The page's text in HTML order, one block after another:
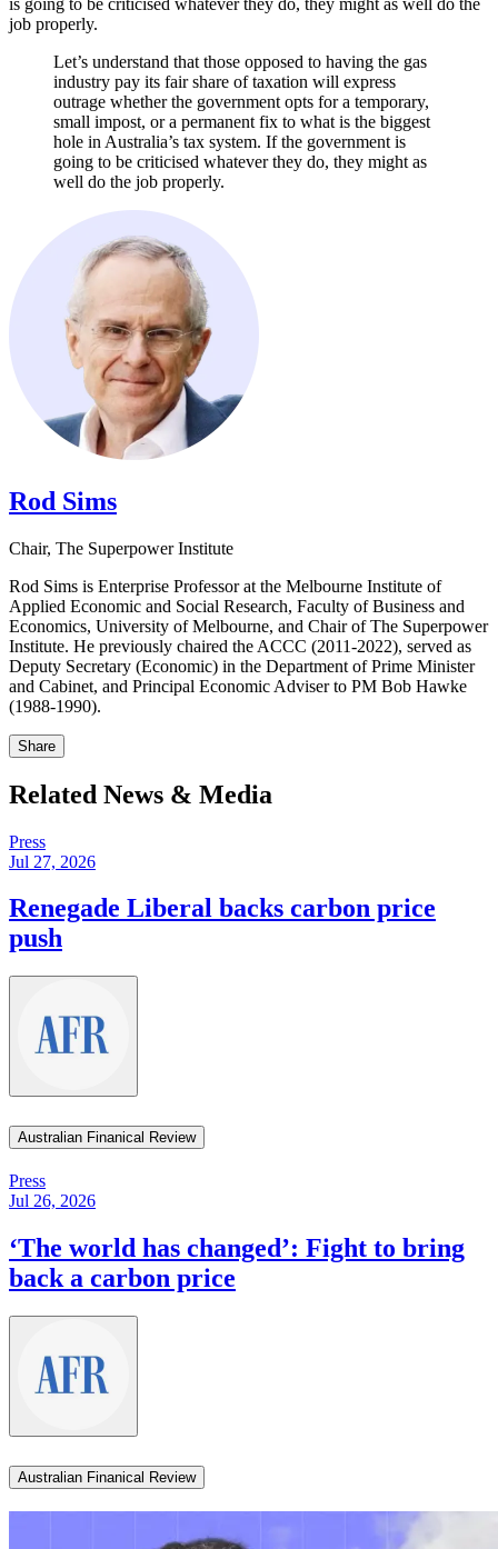
is going to be criticised whatever they do, they might as well do the
job properly.​​​​‌ ‍ ​‍​‍‌‍ ‌ ​‍‌‍‍‌‌‍‌ ‌‍‍‌‌‍ ‍​‍​‍​ ‍‍​‍​‍‌ ​ ‌‍​‌‌‍ ‍‌‍‍‌‌ ‌​‌ ‍‌​‍ ‍‌‍‍‌‌‍ ​‍​‍​‍ ​​‍​‍‌‍‍​‌ ​‍‌‍‌‌‌‍‌‍​‍​‍​ ‍‍​‍​‍‌‍‍​‌ ‌​‌ ‌​‌ ​​​ ‍‍​‍ ​‍ ‌‍ ​‌‍ ‌‍​ ‌‍​‌‌‍ ​‌‍‍​‌‍ ‌ ​ ‌ ‌​​ ‍‍​ ​ ​ ​ ​ ​ ​ ​ ​‍ ‌‍‍‌‌‍ ‍‌ ‌​‌‍‌‌‌‍ ‍‌ ‌​​‍ ‌‍‌‌‌‍‌​‌‍‍‌‌ ‌​​‍ ‌‍ ‌‌‍ ‌‍‌​‌‍‌‌​ ‌‌ ​​‌ ​‍‌‍‌‌‌ ​ ‌‍‌‌‌‍ ‍‌ ‌​‌‍​‌‌ ‌​‌‍‍‌‌‍ ‌‍ ‍​ ‍ ‌‍‍‌‌‍‌​​ ‌​ ​​​ ​‍‌‍​ ​ ‌ ‌‍‌​​ ‌‍‌‍​ ​ ‍‌​‍ ‌​ ‌​‌‍‌‍​ ​​​ ‌‌​‍ ‌​ ‌​​ ​‌​ ‌‍​ ‌ ​‍ ‌‌‍​‍‌‍​‍​ ‌‌​ ‌‍​‍ ‌‌‍​‍​ ​‍​ ​‌‌‍‌‍‌‍​‌‌‍​ ​ ‌‍‌‍‌‍‌‍​‍​ ​‍​ ‌‍​ ​​​ ‍ ‌ ‌​‌ ‍‌‌ ​​‌‍‌‌​ ‌‌‍ ‍‌‍‌‌‌ ‌ ‌ ​ ​ ‍ ‌ ​​‌‍​‌‌ ‌​‌‍‍​​ ‌‌‍​ ‌‍ ‌‍ ‍‌ ‌​‌‍‌‌‌‍ ‍‌ ‌​​‍‌‌​ ‌‌‌​​‍‌‌ ‌‍‍ ‌‍‌‌‌ ‍‌​‍‌‌​ ​ ‌​‌​​‍‌‌​ ​ ‌​‌​​‍‌‌​ ​‍​ ​‍​ ​​​ ​‌​ ​‌‌‍‌​‌‍‌‌‌‍‌‌‌‍​ ​ ‍​‌‍‌​​ ‍​​ ‌‌​ ‌ ​‍‌‌​ ​‍​ ​‍​‍‌‌​ ‌‌‌​‌​​‍ ‍‌‍​ ‌‍‍​‌‍‍‌‌‍ ​‌‍‌​‌ ​‍‌‍‌‌‌‍ ‍​‍‌‌​ ‌‌‌​​‍‌‌ ‌‍‍ ‌‍‌‌‌ ‍‌​‍‌‌​ ​ ‌​‌​​‍‌‌​ ​ ‌​‌​​‍‌‌​ ​‍​ ​‍‌‍​‌​ ‌​​ ​‌​ ​‍‌‍​‍​ ‌ ​ ‌‌‌‍‌‌‌‍‌​‌‍‌‌​ ‌​‌‍‌‍​‍‌‌​ ​‍​ ​‍​‍‌‌​ ‌‌‌​‌​​‍ ‍‌ ‌​‌‍‌‌‌ ‍​‌ ‌​​ ‌‍​‍‌‍​‌‌ ​ ‌‍‌‌‌‌‌‌‌ ​‍‌‍ ​​ ‌‌‍‍​‌ ‌​‌ ‌​‌ ​​​‍‌‌​ ​ ‌​​‌​‍‌‌​ ​‍‌​‌‍​‍‌‌​ ​‍‌​‌‍‌‍ ​‌‍ ‌‍​ ‌‍​‌‌‍ ​‌‍‍​‌‍ ‌ ​ ‌ ‌​​‍‌‌​ ​ ‌​​‌​ ​ ​ ​ ​ ​ ​ ​ ​‍‌‍‌‍‍‌‌‍‌​​ ‌​ ​​​ ​‍‌‍​ ​ ‌ ‌‍‌​​ ‌‍‌‍​ ​ ‍‌​‍ ‌​ ‌​‌‍‌‍​ ​​​ ‌‌​‍ ‌​ ‌​​ ​‌​ ‌‍​ ‌ ​‍ ‌‌‍​‍‌‍​‍​ ‌‌​ ‌‍​‍ ‌‌‍​‍​ ​‍​ ​‌‌‍‌‍‌‍​‌‌‍​ ​ ‌‍‌‍‌‍‌‍​‍​ ​‍​ ‌‍​ ​​​‍‌‍‌ ‌​‌ ‍‌‌ ​​‌‍‌‌​ ‌‌‍ ‍‌‍‌‌‌ ‌ ‌ ​ ​‍‌‍‌ ​​‌‍​‌‌ ‌​‌‍‍​​ ‌‌‍​ ‌‍ ‌‍ ‍‌ ‌​‌‍‌‌‌‍ ‍‌ ‌​​‍‌‌​ ‌‌‌​​‍‌‌ ‌‍‍ ‌‍‌‌‌ ‍‌​‍‌‌​ ​ ‌​‌​​‍‌‌​ ​ ‌​‌​​‍‌‌​ ​‍​ ​‍​ ​​​ ​‌​ ​‌‌‍‌​‌‍‌‌‌‍‌‌‌‍​ ​ ‍​‌‍‌​​ ‍​​ ‌‌​ ‌ ​‍‌‌​ ​‍​ ​‍​‍‌‌​ ‌‌‌​‌​​‍ ‍‌‍​ ‌‍‍​‌‍‍‌‌‍ ​‌‍‌​‌ ​‍‌‍‌‌‌‍ ‍​‍‌‌​ ‌‌‌​​‍‌‌ ‌‍‍ ‌‍‌‌‌ ‍‌​‍‌‌​ ​ ‌​‌​​‍‌‌​ ​ ‌​‌​​‍‌‌​ ​‍​ ​‍‌‍​‌​ ‌​​ ​‌​ ​‍‌‍​‍​ ‌ ​ ‌‌‌‍‌‌‌‍‌​‌‍‌‌​ ‌​‌‍‌‍​‍‌‌​ ​‍​ ​‍​‍‌‌​ ‌‌‌​‌​​‍ ‍‌ ‌​‌‍‌‌‌ ‍​‌ ‌​​‍‌‍‌ ​​‌‍‌‌‌ ​‍‌ ​ ‌ ​​‌‍‌‌‌‍​ ‌ ‌​‌‍‍‌‌ ‌‍‌‍‌‌​ ‌‌ ​​‌ ‌‌‌‍​‍‌‍ ​‌‍‍‌‌ ​ ‌‍‍​‌‍‌‌‌‍‌​​‍​‍‌ ‌
Let’s understand that those opposed to having the gas
industry pay its fair share of taxation will express
outrage whether the government opts for a temporary,
small impost, or a permanent fix to what is the biggest
hole in Australia’s tax system. If the government is
going to be criticised whatever they do, they might as
well do the job properly.​​​​‌ ‍ ​‍​‍‌‍ ‌ ​‍‌‍‍‌‌‍‌ ‌‍‍‌‌‍ ‍​‍​‍​ ‍‍​‍​‍‌ ​ ‌‍​‌‌‍ ‍‌‍‍‌‌ ‌​‌ ‍‌​‍ ‍‌‍‍‌‌‍ ​‍​‍​‍ ​​‍​‍‌‍‍​‌ ​‍‌‍‌‌‌‍‌‍​‍​‍​ ‍‍​‍​‍‌‍‍​‌ ‌​‌ ‌​‌ ​​​ ‍‍​‍ ​‍ ‌‍ ​‌‍ ‌‍​ ‌‍​‌‌‍ ​‌‍‍​‌‍ ‌ ​ ‌ ‌​​ ‍‍​ ​ ​ ​ ​ ​ ​ ​ ​‍ ‌‍‍‌‌‍ ‍‌ ‌​‌‍‌‌‌‍ ‍‌ ‌​​‍ ‌‍‌‌‌‍‌​‌‍‍‌‌ ‌​​‍ ‌‍ ‌‌‍ ‌‍‌​‌‍‌‌​ ‌‌ ​​‌ ​‍‌‍‌‌‌ ​ ‌‍‌‌‌‍ ‍‌ ‌​‌‍​‌‌ ‌​‌‍‍‌‌‍ ‌‍ ‍​ ‍ ‌‍‍‌‌‍‌​​ ‌​ ​​​ ​‍‌‍​ ​ ‌ ‌‍‌​​ ‌‍‌‍​ ​ ‍‌​‍ ‌​ ‌​‌‍‌‍​ ​​​ ‌‌​‍ ‌​ ‌​​ ​‌​ ‌‍​ ‌ ​‍ ‌‌‍​‍‌‍​‍​ ‌‌​ ‌‍​‍ ‌‌‍​‍​ ​‍​ ​‌‌‍‌‍‌‍​‌‌‍​ ​ ‌‍‌‍‌‍‌‍​‍​ ​‍​ ‌‍​ ​​​ ‍ ‌ ‌​‌ ‍‌‌ ​​‌‍‌‌​ ‌‌‍ ‍‌‍‌‌‌ ‌ ‌ ​ ​ ‍ ‌ ​​‌‍​‌‌ ‌​‌‍‍​​ ‌‌‍​ ‌‍ ‌‍ ‍‌ ‌​‌‍‌‌‌‍ ‍‌ ‌​​‍‌‌​ ‌‌‌​​‍‌‌ ‌‍‍ ‌‍‌‌‌ ‍‌​‍‌‌​ ​ ‌​‌​​‍‌‌​ ​ ‌​‌​​‍‌‌​ ​‍​ ​‍‌‍​ ‌‍‌‌​ ‌​​ ‍‌​ ‌ ‌‍‌‌​ ‍‌‌‍‌‌‌‍‌‍​ ​‍​ ‌ ​ ​‌​‍‌‌​ ​‍​ ​‍​‍‌‌​ ‌‌‌​‌​​‍ ‍‌ ​‌‌ ‌‌‌‍ ‌ ‌​‌‍‌‌​‍‌‌​ ‌‌‌​​‍‌‌ ‌‍‍ ‌‍‌‌‌ ‍‌​‍‌‌​ ​ ‌​‌​​‍‌‌​ ​ ‌​‌​​‍‌‌​ ​‍​ ​‍​ ​​​ ​‌​ ​‌‌‍‌​‌‍‌‌‌‍‌‌‌‍​ ​ ‍​‌‍‌​​ ‍​​ ‌‌​ ‌ ​‍‌‌​ ​‍​ ​‍​‍‌‌​ ‌‌‌​‌​​‍ ‍‌‍​ ‌‍‍​‌‍‍‌‌‍ ​‌‍‌​‌ ​‍‌‍‌‌‌‍ ‍​‍‌‌​ ‌‌‌​​‍‌‌ ‌‍‍ ‌‍‌‌‌ ‍‌​‍‌‌​ ​ ‌​‌​​‍‌‌​ ​ ‌​‌​​‍‌‌​ ​‍​ ​‍‌‍​‌​ ‌​​ ​‌​ ​‍‌‍​‍​ ‌ ​ ‌‌‌‍‌‌‌‍‌​‌‍‌‌​ ‌​‌‍‌‍​‍‌‌​ ​‍​ ​‍​‍‌‌​ ‌‌‌​‌​​‍ ‍‌ ‌​‌‍‌‌‌ ‍​‌ ‌​​ ‌‍​‍‌‍​‌‌ ​ ‌‍‌‌‌‌‌‌‌ ​‍‌‍ ​​ ‌‌‍‍​‌ ‌​‌ ‌​‌ ​​​‍‌‌​ ​ ‌​​‌​‍‌‌​ ​‍‌​‌‍​‍‌‌​ ​‍‌​‌‍‌‍ ​‌‍ ‌‍​ ‌‍​‌‌‍ ​‌‍‍​‌‍ ‌ ​ ‌ ‌​​‍‌‌​ ​ ‌​​‌​ ​ ​ ​ ​ ​ ​ ​ ​‍‌‍‌‍‍‌‌‍‌​​ ‌​ ​​​ ​‍‌‍​ ​ ‌ ‌‍‌​​ ‌‍‌‍​ ​ ‍‌​‍ ‌​ ‌​‌‍‌‍​ ​​​ ‌‌​‍ ‌​ ‌​​ ​‌​ ‌‍​ ‌ ​‍ ‌‌‍​‍‌‍​‍​ ‌‌​ ‌‍​‍ ‌‌‍​‍​ ​‍​ ​‌‌‍‌‍‌‍​‌‌‍​ ​ ‌‍‌‍‌‍‌‍​‍​ ​‍​ ‌‍​ ​​​‍‌‍‌ ‌​‌ ‍‌‌ ​​‌‍‌‌​ ‌‌‍ ‍‌‍‌‌‌ ‌ ‌ ​ ​‍‌‍‌ ​​‌‍​‌‌ ‌​‌‍‍​​ ‌‌‍​ ‌‍ ‌‍ ‍‌ ‌​‌‍‌‌‌‍ ‍‌ ‌​​‍‌‌​ ‌‌‌​​‍‌‌ ‌‍‍ ‌‍‌‌‌ ‍‌​‍‌‌​ ​ ‌​‌​​‍‌‌​ ​ ‌​‌​​‍‌‌​ ​‍​ ​‍‌‍​ ‌‍‌‌​ ‌​​ ‍‌​ ‌ ‌‍‌‌​ ‍‌‌‍‌‌‌‍‌‍​ ​‍​ ‌ ​ ​‌​‍‌‌​ ​‍​ ​‍​‍‌‌​ ‌‌‌​‌​​‍ ‍‌ ​‌‌ ‌‌‌‍ ‌ ‌​‌‍‌‌​‍‌‌​ ‌‌‌​​‍‌‌ ‌‍‍ ‌‍‌‌‌ ‍‌​‍‌‌​ ​ ‌​‌​​‍‌‌​ ​ ‌​‌​​‍‌‌​ ​‍​ ​‍​ ​​​ ​‌​ ​‌‌‍‌​‌‍‌‌‌‍‌‌‌‍​ ​ ‍​‌‍‌​​ ‍​​ ‌‌​ ‌ ​‍‌‌​ ​‍​ ​‍​‍‌‌​ ‌‌‌​‌​​‍ ‍‌‍​ ‌‍‍​‌‍‍‌‌‍ ​‌‍‌​‌ ​‍‌‍‌‌‌‍ ‍​‍‌‌​ ‌‌‌​​‍‌‌ ‌‍‍ ‌‍‌‌‌ ‍‌​‍‌‌​ ​ ‌​‌​​‍‌‌​ ​ ‌​‌​​‍‌‌​ ​‍​ ​‍‌‍​‌​ ‌​​ ​‌​ ​‍‌‍​‍​ ‌ ​ ‌‌‌‍‌‌‌‍‌​‌‍‌‌​ ‌​‌‍‌‍​‍‌‌​ ​‍​ ​‍​‍‌‌​ ‌‌‌​‌​​‍ ‍‌ ‌​‌‍‌‌‌ ‍​‌ ‌​​‍‌‍‌ ​​‌‍‌‌‌ ​‍‌ ​ ‌ ​​‌‍‌‌‌‍​ ‌ ‌​‌‍‍‌‌ ‌‍‌‍‌‌​ ‌‌ ​​‌ ‌‌‌‍​‍‌‍ ​‌‍‍‌‌ ​ ‌‍‍​‌‍‌‌‌‍‌​​‍​‍‌ ‌
Rod Sims​​​​‌ ‍ ​‍​‍‌‍ ‌ ​‍‌‍‍‌‌‍‌ ‌‍‍‌‌‍ ‍​‍​‍​ ‍‍​‍​‍‌ ​ ‌‍​‌‌‍ ‍‌‍‍‌‌ ‌​‌ ‍‌​‍ ‍‌‍‍‌‌‍ ​‍​‍​‍ ​​‍​‍‌‍‍​‌ ​‍‌‍‌‌‌‍‌‍​‍​‍​ ‍‍​‍​‍‌‍‍​‌ ‌​‌ ‌​‌ ​​​ ‍‍​‍ ​‍ ‌‍ ​‌‍ ‌‍​ ‌‍​‌‌‍ ​‌‍‍​‌‍ ‌ ​ ‌ ‌​​ ‍‍​ ​ ​ ​ ​ ​ ​ ​ ​‍ ‌‍‍‌‌‍ ‍‌ ‌​‌‍‌‌‌‍ ‍‌ ‌​​‍ ‌‍‌‌‌‍‌​‌‍‍‌‌ ‌​​‍ ‌‍ ‌‌‍ ‌‍‌​‌‍‌‌​ ‌‌ ​​‌ ​‍‌‍‌‌‌ ​ ‌‍‌‌‌‍ ‍‌ ‌​‌‍​‌‌ ‌​‌‍‍‌‌‍ ‌‍ ‍​ ‍ ‌‍‍‌‌‍‌​​ ‌​ ‌‌​ ‍​​ ‌‌​ ​‍‌‍‌​​ ‍‌​ ‌‍​ ‍​​‍ ‌​ ‍​​ ‍‌‌‍​‍​ ‌ ​‍ ‌​ ‌​​ ‍​​ ‌​‌‍‌‍​‍ ‌‌‍​‍​ ​‍​ ‍​​ ‌‍​‍ ‌​ ‍‌​ ‌‌​ ​‌‌‍​ ‌‍​‌​ ​ ​ ‍​​ ​‍‌‍​ ​ ​‌​ ‌​​ ‍‌​ ‍ ‌ ‌​‌ ‍‌‌ ​​‌‍‌‌​ ‌‌‍​‌‌ ‌‌‌ ‌​‌‍‍​‌‍ ‌ ​‍​ ‍ ‌ ​​‌‍​‌‌ ‌​‌‍‍​​ ‌‌‍ ‍‌‍​‌‌‍ ‌‌‍‌‌​ ‌‍​‍‌‍​‌‌ ​ ‌‍‌‌‌‌‌‌‌ ​‍‌‍ ​​ ‌‌‍‍​‌ ‌​‌ ‌​‌ ​​​‍‌‌​ ​ ‌​​‌​‍‌‌​ ​‍‌​‌‍​‍‌‌​ ​‍‌​‌‍‌‍ ​‌‍ ‌‍​ ‌‍​‌‌‍ ​‌‍‍​‌‍ ‌ ​ ‌ ‌​​‍‌‌​ ​ ‌​​‌​ ​ ​ ​ ​ ​ ​ ​ ​‍‌‍‌‍‍‌‌‍‌​​ ‌​ ‌‌​ ‍​​ ‌‌​ ​‍‌‍‌​​ ‍‌​ ‌‍​ ‍​​‍ ‌​ ‍​​ ‍‌‌‍​‍​ ‌ ​‍ ‌​ ‌​​ ‍​​ ‌​‌‍‌‍​‍ ‌‌‍​‍​ ​‍​ ‍​​ ‌‍​‍ ‌​ ‍‌​ ‌‌​ ​‌‌‍​ ‌‍​‌​ ​ ​ ‍​​ ​‍‌‍​ ​ ​‌​ ‌​​ ‍‌​‍‌‍‌ ‌​‌ ‍‌‌ ​​‌‍‌‌​ ‌‌‍​‌‌ ‌‌‌ ‌​‌‍‍​‌‍ ‌ ​‍​‍‌‍‌ ​​‌‍​‌‌ ‌​‌‍‍​​ ‌‌‍ ‍‌‍​‌‌‍ ‌‌‍‌‌​‍‌‍‌ ​​‌‍‌‌‌ ​‍‌ ​ ‌ ​​‌‍‌‌‌‍​ ‌ ‌​‌‍‍‌‌ ‌‍‌‍‌‌​ ‌‌ ​​‌ ‌‌‌‍​‍‌‍ ​‌‍‍‌‌ ​ ‌‍‍​‌‍‌‌‌‍‌​​‍​‍‌ ‌
Chair​​​​‌ ‍ ​‍​‍‌‍ ‌ ​‍‌‍‍‌‌‍‌ ‌‍‍‌‌‍ ‍​‍​‍​ ‍‍​‍​‍‌ ​ ‌‍​‌‌‍ ‍‌‍‍‌‌ ‌​‌ ‍‌​‍ ‍‌‍‍‌‌‍ ​‍​‍​‍ ​​‍​‍‌‍‍​‌ ​‍‌‍‌‌‌‍‌‍​‍​‍​ ‍‍​‍​‍‌‍‍​‌ ‌​‌ ‌​‌ ​​​ ‍‍​‍ ​‍ ‌‍ ​‌‍ ‌‍​ ‌‍​‌‌‍ ​‌‍‍​‌‍ ‌ ​ ‌ ‌​​ ‍‍​ ​ ​ ​ ​ ​ ​ ​ ​‍ ‌‍‍‌‌‍ ‍‌ ‌​‌‍‌‌‌‍ ‍‌ ‌​​‍ ‌‍‌‌‌‍‌​‌‍‍‌‌ ‌​​‍ ‌‍ ‌‌‍ ‌‍‌​‌‍‌‌​ ‌‌ ​​‌ ​‍‌‍‌‌‌ ​ ‌‍‌‌‌‍ ‍‌ ‌​‌‍​‌‌ ‌​‌‍‍‌‌‍ ‌‍ ‍​ ‍ ‌‍‍‌‌‍‌​​ ‌​ ‌‌​ ‍​​ ‌‌​ ​‍‌‍‌​​ ‍‌​ ‌‍​ ‍​​‍ ‌​ ‍​​ ‍‌‌‍​‍​ ‌ ​‍ ‌​ ‌​​ ‍​​ ‌​‌‍‌‍​‍ ‌‌‍​‍​ ​‍​ ‍​​ ‌‍​‍ ‌​ ‍‌​ ‌‌​ ​‌‌‍​ ‌‍​‌​ ​ ​ ‍​​ ​‍‌‍​ ​ ​‌​ ‌​​ ‍‌​ ‍ ‌ ‌​‌ ‍‌‌ ​​‌‍‌‌​ ‌‌‍​‌‌ ‌‌‌ ‌​‌‍‍​‌‍ ‌ ​‍​ ‍ ‌ ​​‌‍​‌‌ ‌​‌‍‍​​ ‌‌ ‌​‌‍‍‌‌ ‌​‌‍ ​‌‍‌‌​ ‌‍​‍‌‍​‌‌ ​ ‌‍‌‌‌‌‌‌‌ ​‍‌‍ ​​ ‌‌‍‍​‌ ‌​‌ ‌​‌ ​​​‍‌‌​ ​ ‌​​‌​‍‌‌​ ​‍‌​‌‍​‍‌‌​ ​‍‌​‌‍‌‍ ​‌‍ ‌‍​ ‌‍​‌‌‍ ​‌‍‍​‌‍ ‌ ​ ‌ ‌​​‍‌‌​ ​ ‌​​‌​ ​ ​ ​ ​ ​ ​ ​ ​‍‌‍‌‍‍‌‌‍‌​​ ‌​ ‌‌​ ‍​​ ‌‌​ ​‍‌‍‌​​ ‍‌​ ‌‍​ ‍​​‍ ‌​ ‍​​ ‍‌‌‍​‍​ ‌ ​‍ ‌​ ‌​​ ‍​​ ‌​‌‍‌‍​‍ ‌‌‍​‍​ ​‍​ ‍​​ ‌‍​‍ ‌​ ‍‌​ ‌‌​ ​‌‌‍​ ‌‍​‌​ ​ ​ ‍​​ ​‍‌‍​ ​ ​‌​ ‌​​ ‍‌​‍‌‍‌ ‌​‌ ‍‌‌ ​​‌‍‌‌​ ‌‌‍​‌‌ ‌‌‌ ‌​‌‍‍​‌‍ ‌ ​‍​‍‌‍‌ ​​‌‍​‌‌ ‌​‌‍‍​​ ‌‌ ‌​‌‍‍‌‌ ‌​‌‍ ​‌‍‌‌​‍‌‍‌ ​​‌‍‌‌‌ ​‍‌ ​ ‌ ​​‌‍‌‌‌‍​ ‌ ‌​‌‍‍‌‌ ‌‍‌‍‌‌​ ‌‌ ​​‌ ‌‌‌‍​‍‌‍ ​‌‍‍‌‌ ​ ‌‍‍​‌‍‌‌‌‍‌​​‍​‍‌ ‌, The Superpower Institute​​​​‌ ‍ ​‍​‍‌‍ ‌ ​‍‌‍‍‌‌‍‌ ‌‍‍‌‌‍ ‍​‍​‍​ ‍‍​‍​‍‌ ​ ‌‍​‌‌‍ ‍‌‍‍‌‌ ‌​‌ ‍‌​‍ ‍‌‍‍‌‌‍ ​‍​‍​‍ ​​‍​‍‌‍‍​‌ ​‍‌‍‌‌‌‍‌‍​‍​‍​ ‍‍​‍​‍‌‍‍​‌ ‌​‌ ‌​‌ ​​​ ‍‍​‍ ​‍ ‌‍ ​‌‍ ‌‍​ ‌‍​‌‌‍ ​‌‍‍​‌‍ ‌ ​ ‌ ‌​​ ‍‍​ ​ ​ ​ ​ ​ ​ ​ ​‍ ‌‍‍‌‌‍ ‍‌ ‌​‌‍‌‌‌‍ ‍‌ ‌​​‍ ‌‍‌‌‌‍‌​‌‍‍‌‌ ‌​​‍ ‌‍ ‌‌‍ ‌‍‌​‌‍‌‌​ ‌‌ ​​‌ ​‍‌‍‌‌‌ ​ ‌‍‌‌‌‍ ‍‌ ‌​‌‍​‌‌ ‌​‌‍‍‌‌‍ ‌‍ ‍​ ‍ ‌‍‍‌‌‍‌​​ ‌​ ‍​‌‍​ ​ ‍​​ ‍​​ ‍‌​ ‌‍‌‍‌‌‌‍​‍​‍ ‌​ ‌‌​ ​​​ ‌​‌‍​ ​‍ ‌​ ‌​​ ​‌​ ​ ‌‍‌‍​‍ ‌‌‍​‌​ ‍‌‌‍​ ‌‍​‍​‍ ‌‌‍‌‌‌‍‌‌​ ‍​‌‍​‌​ ​‌​ ‌‍​ ‍‌​ ‍‌​ ​​​ ​​​ ‍‌​ ​ ​ ‍ ‌ ‌​‌ ‍‌‌ ​​‌‍‌‌​ ‌‌‍ ‌ ​‍‌‍‌ ‌‍​‌‌‍ ‍‌‍‍‌‌ ​ ‌‍​‌‌ ‌​‌‍‍‌‌‍ ‌‍ ‍​ ‍ ‌ ​​‌‍​‌‌ ‌​‌‍‍​​ ‌‌‍ ‍‌‍​‌‌‍ ‌‌‍‌‌​ ‌‍​‍‌‍​‌‌ ​ ‌‍‌‌‌‌‌‌‌ ​‍‌‍ ​​ ‌‌‍‍​‌ ‌​‌ ‌​‌ ​​​‍‌‌​ ​ ‌​​‌​‍‌‌​ ​‍‌​‌‍​‍‌‌​ ​‍‌​‌‍‌‍ ​‌‍ ‌‍​ ‌‍​‌‌‍ ​‌‍‍​‌‍ ‌ ​ ‌ ‌​​‍‌‌​ ​ ‌​​‌​ ​ ​ ​ ​ ​ ​ ​ ​‍‌‍‌‍‍‌‌‍‌​​ ‌​ ‍​‌‍​ ​ ‍​​ ‍​​ ‍‌​ ‌‍‌‍‌‌‌‍​‍​‍ ‌​ ‌‌​ ​​​ ‌​‌‍​ ​‍ ‌​ ‌​​ ​‌​ ​ ‌‍‌‍​‍ ‌‌‍​‌​ ‍‌‌‍​ ‌‍​‍​‍ ‌‌‍‌‌‌‍‌‌​ ‍​‌‍​‌​ ​‌​ ‌‍​ ‍‌​ ‍‌​ ​​​ ​​​ ‍‌​ ​ ​‍‌‍‌ ‌​‌ ‍‌‌ ​​‌‍‌‌​ ‌‌‍ ‌ ​‍‌‍‌ ‌‍​‌‌‍ ‍‌‍‍‌‌ ​ ‌‍​‌‌ ‌​‌‍‍‌‌‍ ‌‍ ‍​‍‌‍‌ ​​‌‍​‌‌ ‌​‌‍‍​​ ‌‌‍ ‍‌‍​‌‌‍ ‌‌‍‌‌​‍‌‍‌ ​​‌‍‌‌‌ ​‍‌ ​ ‌ ​​‌‍‌‌‌‍​ ‌ ‌​‌‍‍‌‌ ‌‍‌‍‌‌​ ‌‌ ​​‌ ‌‌‌‍​‍‌‍ ​‌‍‍‌‌ ​ ‌‍‍​‌‍‌‌‌‍‌​​‍​‍‌ ‌
Rod Sims is Enterprise Professor at the Melbourne Institute of
Applied Economic and Social Research, Faculty of Business and
Economics, University of Melbourne, and Chair of The Superpower
Institute. He previously chaired the ACCC (2011-2022), served as
Deputy Secretary (Economic) in the Department of Prime Minister
and Cabinet, and Principal Economic Adviser to PM Bob Hawke
(1988-1990). ​​​​‌ ‍ ​‍​‍‌‍ ‌ ​‍‌‍‍‌‌‍‌ ‌‍‍‌‌‍ ‍​‍​‍​ ‍‍​‍​‍‌ ​ ‌‍​‌‌‍ ‍‌‍‍‌‌ ‌​‌ ‍‌​‍ ‍‌‍‍‌‌‍ ​‍​‍​‍ ​​‍​‍‌‍‍​‌ ​‍‌‍‌‌‌‍‌‍​‍​‍​ ‍‍​‍​‍‌‍‍​‌ ‌​‌ ‌​‌ ​​​ ‍‍​‍ ​‍ ‌‍ ​‌‍ ‌‍​ ‌‍​‌‌‍ ​‌‍‍​‌‍ ‌ ​ ‌ ‌​​ ‍‍​ ​ ​ ​ ​ ​ ​ ​ ​‍ ‌‍‍‌‌‍ ‍‌ ‌​‌‍‌‌‌‍ ‍‌ ‌​​‍ ‌‍‌‌‌‍‌​‌‍‍‌‌ ‌​​‍ ‌‍ ‌‌‍ ‌‍‌​‌‍‌‌​ ‌‌ ​​‌ ​‍‌‍‌‌‌ ​ ‌‍‌‌‌‍ ‍‌ ‌​‌‍​‌‌ ‌​‌‍‍‌‌‍ ‌‍ ‍​ ‍ ‌‍‍‌‌‍‌​​ ‌​ ‌‌​ ‍​​ ‌‌​ ​‍‌‍‌​​ ‍‌​ ‌‍​ ‍​​‍ ‌​ ‍​​ ‍‌‌‍​‍​ ‌ ​‍ ‌​ ‌​​ ‍​​ ‌​‌‍‌‍​‍ ‌‌‍​‍​ ​‍​ ‍​​ ‌‍​‍ ‌​ ‍‌​ ‌‌​ ​‌‌‍​ ‌‍​‌​ ​ ​ ‍​​ ​‍‌‍​ ​ ​‌​ ‌​​ ‍‌​ ‍ ‌ ‌​‌ ‍‌‌ ​​‌‍‌‌​ ‌‌‍​‌‌ ‌‌‌ ‌​‌‍‍​‌‍ ‌ ​‍​ ‍ ‌ ​​‌‍​‌‌ ‌​‌‍‍​​ ‌‌‍‌​‌‍‌‌‌ ​ ‌‍​ ‌ ​‍‌‍‍‌‌ ​​‌ ‌​‌‍‍‌‌‍ ‌‍ ‍​ ‌‍​‍‌‍​‌‌ ​ ‌‍‌‌‌‌‌‌‌ ​‍‌‍ ​​ ‌‌‍‍​‌ ‌​‌ ‌​‌ ​​​‍‌‌​ ​ ‌​​‌​‍‌‌​ ​‍‌​‌‍​‍‌‌​ ​‍‌​‌‍‌‍ ​‌‍ ‌‍​ ‌‍​‌‌‍ ​‌‍‍​‌‍ ‌ ​ ‌ ‌​​‍‌‌​ ​ ‌​​‌​ ​ ​ ​ ​ ​ ​ ​ ​‍‌‍‌‍‍‌‌‍‌​​ ‌​ ‌‌​ ‍​​ ‌‌​ ​‍‌‍‌​​ ‍‌​ ‌‍​ ‍​​‍ ‌​ ‍​​ ‍‌‌‍​‍​ ‌ ​‍ ‌​ ‌​​ ‍​​ ‌​‌‍‌‍​‍ ‌‌‍​‍​ ​‍​ ‍​​ ‌‍​‍ ‌​ ‍‌​ ‌‌​ ​‌‌‍​ ‌‍​‌​ ​ ​ ‍​​ ​‍‌‍​ ​ ​‌​ ‌​​ ‍‌​‍‌‍‌ ‌​‌ ‍‌‌ ​​‌‍‌‌​ ‌‌‍​‌‌ ‌‌‌ ‌​‌‍‍​‌‍ ‌ ​‍​‍‌‍‌ ​​‌‍​‌‌ ‌​‌‍‍​​ ‌‌‍‌​‌‍‌‌‌ ​ ‌‍​ ‌ ​‍‌‍‍‌‌ ​​‌ ‌​‌‍‍‌‌‍ ‌‍ ‍​‍‌‍‌ ​​‌‍‌‌‌ ​‍‌ ​ ‌ ​​‌‍‌‌‌‍​ ‌ ‌​‌‍‍‌‌ ‌‍‌‍‌‌​ ‌‌ ​​‌ ‌‌‌‍​‍‌‍ ​‌‍‍‌‌ ​ ‌‍‍​‌‍‌‌‌‍‌​​‍​‍‌ ‌
Share
Related News & Media
Press
Jul 27, 2026
Renegade Liberal backs carbon price
push​​​​‌ ‍ ​‍​‍‌‍ ‌ ​‍‌‍‍‌‌‍‌ ‌‍‍‌‌‍ ‍​‍​‍​ ‍‍​‍​‍‌ ​ ‌‍​‌‌‍ ‍‌‍‍‌‌ ‌​‌ ‍‌​‍ ‍‌‍‍‌‌‍ ​‍​‍​‍ ​​‍​‍‌‍‍​‌ ​‍‌‍‌‌‌‍‌‍​‍​‍​ ‍‍​‍​‍‌‍‍​‌ ‌​‌ ‌​‌ ​​​ ‍‍​‍ ​‍ ‌‍ ​‌‍ ‌‍​ ‌‍​‌‌‍ ​‌‍‍​‌‍ ‌ ​ ‌ ‌​​ ‍‍​ ​ ​ ​ ​ ​ ​ ​ ​‍ ‌‍‍‌‌‍ ‍‌ ‌​‌‍‌‌‌‍ ‍‌ ‌​​‍ ‌‍‌‌‌‍‌​‌‍‍‌‌ ‌​​‍ ‌‍ ‌‌‍ ‌‍‌​‌‍‌‌​ ‌‌ ​​‌ ​‍‌‍‌‌‌ ​ ‌‍‌‌‌‍ ‍‌ ‌​‌‍​‌‌ ‌​‌‍‍‌‌‍ ‌‍ ‍​ ‍ ‌‍‍‌‌‍‌​​ ‌‌‍‌​‌‍​ ‌‍‌‌​ ​ ​ ‍‌​ ​‍‌‍​‍‌‍‌​​‍ ‌‌‍‌​‌‍​ ​ ‌‍‌‍‌​​‍ ‌​ ‌​​ ​‌‌‍​‍​ ‌​​‍ ‌‌‍​‍‌‍​ ​ ‌​‌‍​‍​‍ ‌​ ​‍​ ‌‌‌‍‌‌‌‍‌‍​ ​‍‌‍​‍​ ‌ ‌‍‌​‌‍​‌​ ‌​​ ​‌​ ​‌​ ‍ ‌ ‌​‌ ‍‌‌ ​​‌‍‌‌​ ‌‌‍ ‍‌‍‌‌‌ ‌ ‌ ​ ​ ‍ ‌ ​​‌‍​‌‌ ‌​‌‍‍​​ ‌‌ ‌​‌‍‍‌‌ ‌​‌‍ ​‌‍‌‌​ ‌‍​‍‌‍​‌‌ ​ ‌‍‌‌‌‌‌‌‌ ​‍‌‍ ​​ ‌‌‍‍​‌ ‌​‌ ‌​‌ ​​​‍‌‌​ ​ ‌​​‌​‍‌‌​ ​‍‌​‌‍​‍‌‌​ ​‍‌​‌‍‌‍ ​‌‍ ‌‍​ ‌‍​‌‌‍ ​‌‍‍​‌‍ ‌ ​ ‌ ‌​​‍‌‌​ ​ ‌​​‌​ ​ ​ ​ ​ ​ ​ ​ ​‍‌‍‌‍‍‌‌‍‌​​ ‌‌‍‌​‌‍​ ‌‍‌‌​ ​ ​ ‍‌​ ​‍‌‍​‍‌‍‌​​‍ ‌‌‍‌​‌‍​ ​ ‌‍‌‍‌​​‍ ‌​ ‌​​ ​‌‌‍​‍​ ‌​​‍ ‌‌‍​‍‌‍​ ​ ‌​‌‍​‍​‍ ‌​ ​‍​ ‌‌‌‍‌‌‌‍‌‍​ ​‍‌‍​‍​ ‌ ‌‍‌​‌‍​‌​ ‌​​ ​‌​ ​‌​‍‌‍‌ ‌​‌ ‍‌‌ ​​‌‍‌‌​ ‌‌‍ ‍‌‍‌‌‌ ‌ ‌ ​ ​‍‌‍‌ ​​‌‍​‌‌ ‌​‌‍‍​​ ‌‌ ‌​‌‍‍‌‌ ‌​‌‍ ​‌‍‌‌​‍‌‍‌ ​​‌‍‌‌‌ ​‍‌ ​ ‌ ​​‌‍‌‌‌‍​ ‌ ‌​‌‍‍‌‌ ‌‍‌‍‌‌​ ‌‌ ​​‌ ‌‌‌‍​‍‌‍ ​‌‍‍‌‌ ​ ‌‍‍​‌‍‌‌‌‍‌​​‍​‍‌ ‌
Australian Finanical Review​​​​‌ ‍ ​‍​‍‌‍ ‌ ​‍‌‍‍‌‌‍‌ ‌‍‍‌‌‍ ‍​‍​‍​ ‍‍​‍​‍‌ ​ ‌‍​‌‌‍ ‍‌‍‍‌‌ ‌​‌ ‍‌​‍ ‍‌‍‍‌‌‍ ​‍​‍​‍ ​​‍​‍‌‍‍​‌ ​‍‌‍‌‌‌‍‌‍​‍​‍​ ‍‍​‍​‍‌‍‍​‌ ‌​‌ ‌​‌ ​​​ ‍‍​‍ ​‍ ‌‍ ​‌‍ ‌‍​ ‌‍​‌‌‍ ​‌‍‍​‌‍ ‌ ​ ‌ ‌​​ ‍‍​ ​ ​ ​ ​ ​ ​ ​ ​‍ ‌‍‍‌‌‍ ‍‌ ‌​‌‍‌‌‌‍ ‍‌ ‌​​‍ ‌‍‌‌‌‍‌​‌‍‍‌‌ ‌​​‍ ‌‍ ‌‌‍ ‌‍‌​‌‍‌‌​ ‌‌ ​​‌ ​‍‌‍‌‌‌ ​ ‌‍‌‌‌‍ ‍‌ ‌​‌‍​‌‌ ‌​‌‍‍‌‌‍ ‌‍ ‍​ ‍ ‌‍‍‌‌‍‌​​ ‌​ ​​​ ‍‌​ ​‌​ ​‍‌‍​‌​ ‍​​ ‍​​ ​‌​‍ ‌‌‍‌​‌‍‌​​ ‍‌‌‍​‍​‍ ‌​ ‌​​ ​‌​ ‌‍‌‍​‌​‍ ‌​ ‍​‌‍‌‍‌‍‌‍​ ‍‌​‍ ‌‌‍‌​​ ‍​​ ‍​​ ‍‌​ ‌‌​ ​‌​ ​‌‌‍‌‌​ ‌​​ ‌‌​ ​ ​ ‍​​ ‍ ‌ ‌​‌ ‍‌‌ ​​‌‍‌‌​ ‌‌‍​‌‌ ‌‌‌ ‌​‌‍‍​‌‍ ‌ ​‍​ ‍ ‌ ​​‌‍​‌‌ ‌​‌‍‍​​ ‌‌‍ ‍‌‍​‌‌‍ ‌‌‍‌‌​ ‌‍​‍‌‍​‌‌ ​ ‌‍‌‌‌‌‌‌‌ ​‍‌‍ ​​ ‌‌‍‍​‌ ‌​‌ ‌​‌ ​​​‍‌‌​ ​ ‌​​‌​‍‌‌​ ​‍‌​‌‍​‍‌‌​ ​‍‌​‌‍‌‍ ​‌‍ ‌‍​ ‌‍​‌‌‍ ​‌‍‍​‌‍ ‌ ​ ‌ ‌​​‍‌‌​ ​ ‌​​‌​ ​ ​ ​ ​ ​ ​ ​ ​‍‌‍‌‍‍‌‌‍‌​​ ‌​ ​​​ ‍‌​ ​‌​ ​‍‌‍​‌​ ‍​​ ‍​​ ​‌​‍ ‌‌‍‌​‌‍‌​​ ‍‌‌‍​‍​‍ ‌​ ‌​​ ​‌​ ‌‍‌‍​‌​‍ ‌​ ‍​‌‍‌‍‌‍‌‍​ ‍‌​‍ ‌‌‍‌​​ ‍​​ ‍​​ ‍‌​ ‌‌​ ​‌​ ​‌‌‍‌‌​ ‌​​ ‌‌​ ​ ​ ‍​​‍‌‍‌ ‌​‌ ‍‌‌ ​​‌‍‌‌​ ‌‌‍​‌‌ ‌‌‌ ‌​‌‍‍​‌‍ ‌ ​‍​‍‌‍‌ ​​‌‍​‌‌ ‌​‌‍‍​​ ‌‌‍ ‍‌‍​‌‌‍ ‌‌‍‌‌​‍‌‍‌ ​​‌‍‌‌‌ ​‍‌ ​ ‌ ​​‌‍‌‌‌‍​ ‌ ‌​‌‍‍‌‌ ‌‍‌‍‌‌​ ‌‌ ​​‌ ‌‌‌‍​‍‌‍ ​‌‍‍‌‌ ​ ‌‍‍​‌‍‌‌‌‍‌​​‍​‍‌ ‌
Press
Jul 26, 2026
‘The world has changed’: Fight to bring
back a carbon price​​​​‌ ‍ ​‍​‍‌‍ ‌ ​‍‌‍‍‌‌‍‌ ‌‍‍‌‌‍ ‍​‍​‍​ ‍‍​‍​‍‌ ​ ‌‍​‌‌‍ ‍‌‍‍‌‌ ‌​‌ ‍‌​‍ ‍‌‍‍‌‌‍ ​‍​‍​‍ ​​‍​‍‌‍‍​‌ ​‍‌‍‌‌‌‍‌‍​‍​‍​ ‍‍​‍​‍‌‍‍​‌ ‌​‌ ‌​‌ ​​​ ‍‍​‍ ​‍ ‌‍ ​‌‍ ‌‍​ ‌‍​‌‌‍ ​‌‍‍​‌‍ ‌ ​ ‌ ‌​​ ‍‍​ ​ ​ ​ ​ ​ ​ ​ ​‍ ‌‍‍‌‌‍ ‍‌ ‌​‌‍‌‌‌‍ ‍‌ ‌​​‍ ‌‍‌‌‌‍‌​‌‍‍‌‌ ‌​​‍ ‌‍ ‌‌‍ ‌‍‌​‌‍‌‌​ ‌‌ ​​‌ ​‍‌‍‌‌‌ ​ ‌‍‌‌‌‍ ‍‌ ‌​‌‍​‌‌ ‌​‌‍‍‌‌‍ ‌‍ ‍​ ‍ ‌‍‍‌‌‍‌​​ ‌‌‍‌​‌‍‌‍‌‍‌‌‌‍​‍​ ​‍‌‍​‌​ ‌ ‌‍​‍​‍ ‌​ ​‌‌‍​‌​ ​‍‌‍‌‌​‍ ‌​ ‌​​ ‌‌​ ‌ ​ ​‌​‍ ‌‌‍​‌​ ​‌​ ​​‌‍​‌​‍ ‌​ ​ ​ ‌‌‌‍‌‍​ ‌‍​ ​​​ ‍‌​ ‌‌​ ​ ​ ​ ​ ​‌​ ‌​​ ​‍​ ‍ ‌ ‌​‌ ‍‌‌ ​​‌‍‌‌​ ‌‌‍ ‍‌‍‌‌‌ ‌ ‌ ​ ​ ‍ ‌ ​​‌‍​‌‌ ‌​‌‍‍​​ ‌‌ ‌​‌‍‍‌‌ ‌​‌‍ ​‌‍‌‌​ ‌‍​‍‌‍​‌‌ ​ ‌‍‌‌‌‌‌‌‌ ​‍‌‍ ​​ ‌‌‍‍​‌ ‌​‌ ‌​‌ ​​​‍‌‌​ ​ ‌​​‌​‍‌‌​ ​‍‌​‌‍​‍‌‌​ ​‍‌​‌‍‌‍ ​‌‍ ‌‍​ ‌‍​‌‌‍ ​‌‍‍​‌‍ ‌ ​ ‌ ‌​​‍‌‌​ ​ ‌​​‌​ ​ ​ ​ ​ ​ ​ ​ ​‍‌‍‌‍‍‌‌‍‌​​ ‌‌‍‌​‌‍‌‍‌‍‌‌‌‍​‍​ ​‍‌‍​‌​ ‌ ‌‍​‍​‍ ‌​ ​‌‌‍​‌​ ​‍‌‍‌‌​‍ ‌​ ‌​​ ‌‌​ ‌ ​ ​‌​‍ ‌‌‍​‌​ ​‌​ ​​‌‍​‌​‍ ‌​ ​ ​ ‌‌‌‍‌‍​ ‌‍​ ​​​ ‍‌​ ‌‌​ ​ ​ ​ ​ ​‌​ ‌​​ ​‍​‍‌‍‌ ‌​‌ ‍‌‌ ​​‌‍‌‌​ ‌‌‍ ‍‌‍‌‌‌ ‌ ‌ ​ ​‍‌‍‌ ​​‌‍​‌‌ ‌​‌‍‍​​ ‌‌ ‌​‌‍‍‌‌ ‌​‌‍ ​‌‍‌‌​‍‌‍‌ ​​‌‍‌‌‌ ​‍‌ ​ ‌ ​​‌‍‌‌‌‍​ ‌ ‌​‌‍‍‌‌ ‌‍‌‍‌‌​ ‌‌ ​​‌ ‌‌‌‍​‍‌‍ ​‌‍‍‌‌ ​ ‌‍‍​‌‍‌‌‌‍‌​​‍​‍‌ ‌
Australian Finanical Review​​​​‌ ‍ ​‍​‍‌‍ ‌ ​‍‌‍‍‌‌‍‌ ‌‍‍‌‌‍ ‍​‍​‍​ ‍‍​‍​‍‌ ​ ‌‍​‌‌‍ ‍‌‍‍‌‌ ‌​‌ ‍‌​‍ ‍‌‍‍‌‌‍ ​‍​‍​‍ ​​‍​‍‌‍‍​‌ ​‍‌‍‌‌‌‍‌‍​‍​‍​ ‍‍​‍​‍‌‍‍​‌ ‌​‌ ‌​‌ ​​​ ‍‍​‍ ​‍ ‌‍ ​‌‍ ‌‍​ ‌‍​‌‌‍ ​‌‍‍​‌‍ ‌ ​ ‌ ‌​​ ‍‍​ ​ ​ ​ ​ ​ ​ ​ ​‍ ‌‍‍‌‌‍ ‍‌ ‌​‌‍‌‌‌‍ ‍‌ ‌​​‍ ‌‍‌‌‌‍‌​‌‍‍‌‌ ‌​​‍ ‌‍ ‌‌‍ ‌‍‌​‌‍‌‌​ ‌‌ ​​‌ ​‍‌‍‌‌‌ ​ ‌‍‌‌‌‍ ‍‌ ‌​‌‍​‌‌ ‌​‌‍‍‌‌‍ ‌‍ ‍​ ‍ ‌‍‍‌‌‍‌​​ ‌​ ​​​ ‍‌​ ​‌​ ​‍‌‍​‌​ ‍​​ ‍​​ ​‌​‍ ‌‌‍‌​‌‍‌​​ ‍‌‌‍​‍​‍ ‌​ ‌​​ ​‌​ ‌‍‌‍​‌​‍ ‌​ ‍​‌‍‌‍‌‍‌‍​ ‍‌​‍ ‌‌‍‌​​ ‍​​ ‍​​ ‍‌​ ‌‌​ ​‌​ ​‌‌‍‌‌​ ‌​​ ‌‌​ ​ ​ ‍​​ ‍ ‌ ‌​‌ ‍‌‌ ​​‌‍‌‌​ ‌‌‍​‌‌ ‌‌‌ ‌​‌‍‍​‌‍ ‌ ​‍​ ‍ ‌ ​​‌‍​‌‌ ‌​‌‍‍​​ ‌‌‍ ‍‌‍​‌‌‍ ‌‌‍‌‌​ ‌‍​‍‌‍​‌‌ ​ ‌‍‌‌‌‌‌‌‌ ​‍‌‍ ​​ ‌‌‍‍​‌ ‌​‌ ‌​‌ ​​​‍‌‌​ ​ ‌​​‌​‍‌‌​ ​‍‌​‌‍​‍‌‌​ ​‍‌​‌‍‌‍ ​‌‍ ‌‍​ ‌‍​‌‌‍ ​‌‍‍​‌‍ ‌ ​ ‌ ‌​​‍‌‌​ ​ ‌​​‌​ ​ ​ ​ ​ ​ ​ ​ ​‍‌‍‌‍‍‌‌‍‌​​ ‌​ ​​​ ‍‌​ ​‌​ ​‍‌‍​‌​ ‍​​ ‍​​ ​‌​‍ ‌‌‍‌​‌‍‌​​ ‍‌‌‍​‍​‍ ‌​ ‌​​ ​‌​ ‌‍‌‍​‌​‍ ‌​ ‍​‌‍‌‍‌‍‌‍​ ‍‌​‍ ‌‌‍‌​​ ‍​​ ‍​​ ‍‌​ ‌‌​ ​‌​ ​‌‌‍‌‌​ ‌​​ ‌‌​ ​ ​ ‍​​‍‌‍‌ ‌​‌ ‍‌‌ ​​‌‍‌‌​ ‌‌‍​‌‌ ‌‌‌ ‌​‌‍‍​‌‍ ‌ ​‍​‍‌‍‌ ​​‌‍​‌‌ ‌​‌‍‍​​ ‌‌‍ ‍‌‍​‌‌‍ ‌‌‍‌‌​‍‌‍‌ ​​‌‍‌‌‌ ​‍‌ ​ ‌ ​​‌‍‌‌‌‍​ ‌ ‌​‌‍‍‌‌ ‌‍‌‍‌‌​ ‌‌ ​​‌ ‌‌‌‍​‍‌‍ ​‌‍‍‌‌ ​ ‌‍‍​‌‍‌‌‌‍‌​​‍​‍‌ ‌